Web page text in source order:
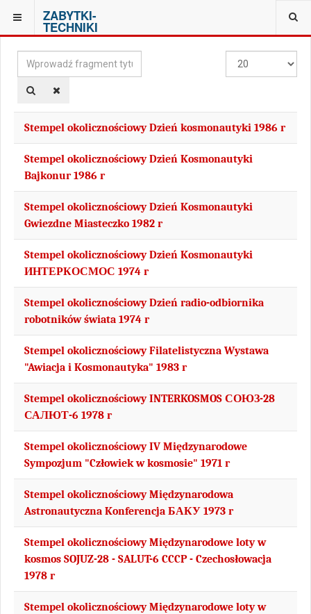
ZABYTKI-
TECHNIKI
JESTEŚ TUTAJ: TAGS
Wprowadź
fragment
tytułu
Pokaż
#
Stempel okolicznościowy Dzień kosmonautyki 1986 r
Stempel okolicznościowy Dzień Kosmonautyki
Bajkonur 1986 r
Stempel okolicznościowy Dzień Kosmonautyki
Gwiezdne Miasteczko 1982 r
Stempel okolicznościowy Dzień Kosmonautyki
ИНТЕРКОСМОС 1974 r
Stempel okolicznościowy Dzień radio-odbiornika
robotników świata 1974 r
Stempel okolicznościowy Filatelistyczna Wystawa
"Awiacja i Kosmonautyka" 1983 r
Stempel okolicznościowy INTERKOSMOS СОЮЗ-28
САЛЮТ-6 1978 r
Stempel okolicznościowy IV Międzynarodowe
Sympozjum "Człowiek w kosmosie" 1971 r
Stempel okolicznościowy Międzynarodowa
Astronautyczna Konferencja БАКУ 1973 r
Stempel okolicznościowy Międzynarodowe loty w
kosmos SOJUZ-28 - SALUT-6 CCCP - Czechosłowacja
1978 r
Stempel okolicznościowy Międzynarodowe loty w